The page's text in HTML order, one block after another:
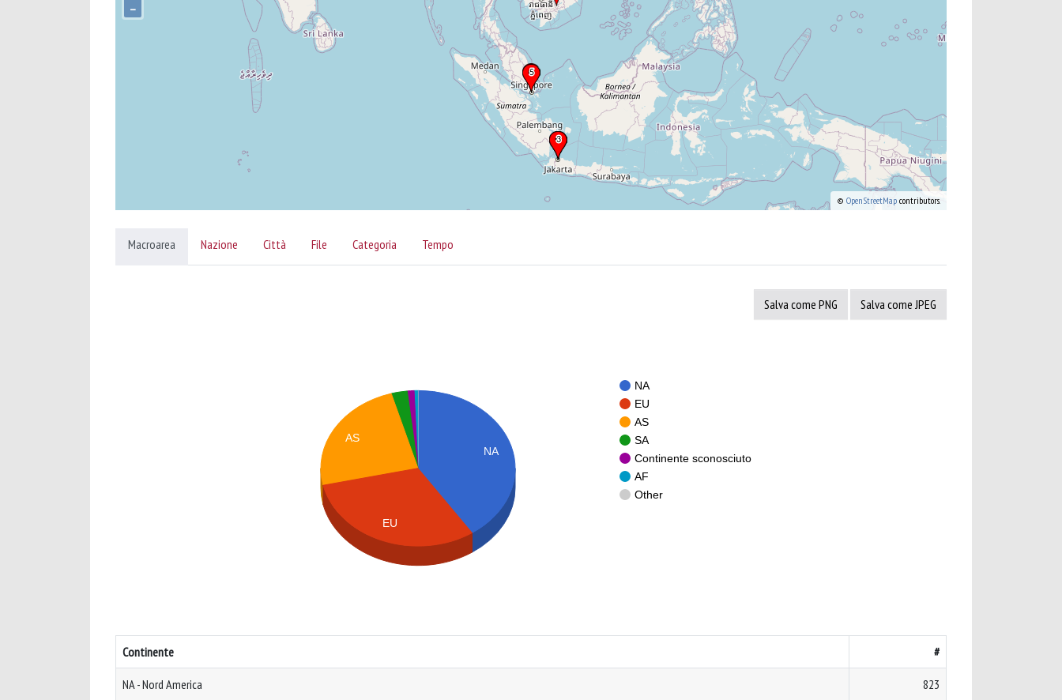
–
© OpenStreetMap contributors.
Macroarea Nazione Città File Categoria Tempo
Salva come PNG Salva come JPEG
NA
EU
AS
SA
Continente sconosciuto
AF
Other
NA
AS
EU
Continente #
NA - Nord America 823